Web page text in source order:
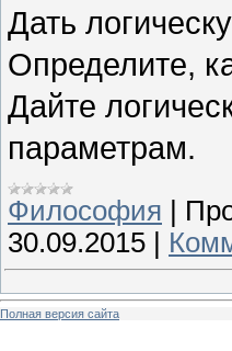
Дать
Определите,
Дайте
параметрам.
Философия
30.09.2015
Полная версия сайта